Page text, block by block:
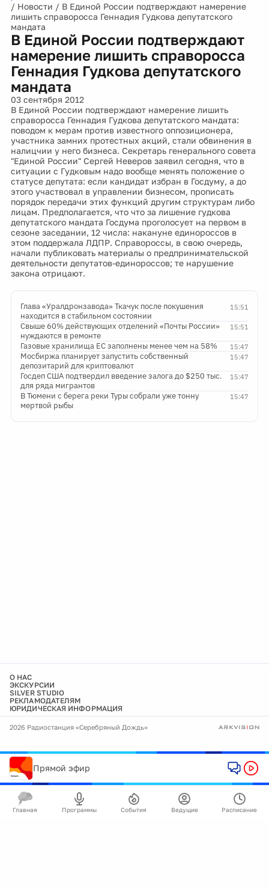
/ Новости / В Единой России подтверждают намерение
лишить справоросса Геннадия Гудкова депутатского
мандата
В Единой России подтверждают
намерение лишить справоросса
Геннадия Гудкова депутатского
мандата
03 сентября 2012
В Единой России подтверждают намерение лишить
справоросса Геннадия Гудкова депутатского мандата:
поводом к мерам против известного оппозиционера,
участника замних протестных акций, стали обвинения в
налицчии у него бизнеса. Секретарь генерального совета
"Единой России" Сергей Неверов заявил сегодня, что в
ситуации с Гудковым надо вообще менять положение о
статусе депутата: если кандидат избран в Госдуму, а до
этого участвовал в управлении бизнесом, прописать
порядок передачи этих функций другим структурам либо
лицам. Предполагается, что что за лишение гудкова
депутатского мандата Госдума проголосует на первом в
сезоне заседании, 12 числа: накануне единороссов в
этом поддержала ЛДПР. Справороссы, в свою очередь,
начали публиковать материалы о предпринимательской
деятельности депутатов-единороссов; те нарушение
закона отрицают.
15:51
Глава «Уралдронзавода» Ткачук после покушения
находится в стабильном состоянии
15:51
Свыше 60% действующих отделений «Почты России»
нуждаются в ремонте
15:47
Газовые хранилища ЕС заполнены менее чем на 58%
15:47
Мосбиржа планирует запустить собственный
депозитарий для криптовалют
15:47
Госдеп США подтвердил введение залога до $250 тыс.
для ряда мигрантов
15:47
В Тюмени с берега реки Туры собрали уже тонну
мертвой рыбы
О НАС
ЭКСКУРСИИ
SILVER STUDIO
РЕКЛАМОДАТЕЛЯМ
ЮРИДИЧЕСКАЯ ИНФОРМАЦИЯ
2026 Радиостанция «Серебряный Дождь»
Прямой эфир
Главная Программы События Ведущие Расписание